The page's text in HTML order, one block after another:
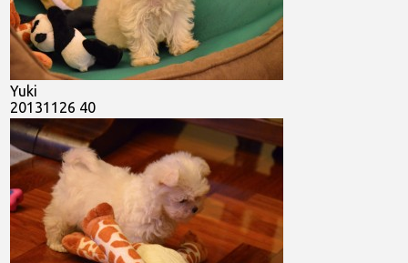
Yuki
20131126 40